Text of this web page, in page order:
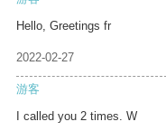
Hello, Greetings fr
2022-02-27
游客
I called you 2 times. W